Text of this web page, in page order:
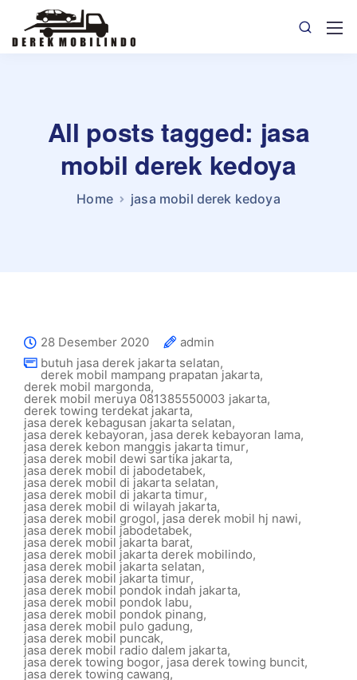
All posts tagged: jasa
mobil derek kedoya
Home jasa mobil derek kedoya
28 Desember 2020
admin
butuh jasa derek jakarta selatan,
derek mobil mampang prapatan jakarta,
derek mobil margonda,
derek mobil meruya 081385550003 jakarta,
derek towing terdekat jakarta,
jasa derek kebagusan jakarta selatan,
jasa derek kebayoran,jasa derek kebayoran lama,
jasa derek kebon manggis jakarta timur,
jasa derek mobil dewi sartika jakarta,
jasa derek mobil di jabodetabek,
jasa derek mobil di jakarta selatan,
jasa derek mobil di jakarta timur,
jasa derek mobil di wilayah jakarta,
jasa derek mobil grogol, jasa derek mobil hj nawi,
jasa derek mobil jabodetabek,
jasa derek mobil jakarta barat,
jasa derek mobil jakarta derek mobilindo,
jasa derek mobil jakarta selatan,
jasa derek mobil jakarta timur,
jasa derek mobil pondok indah jakarta,
jasa derek mobil pondok labu,
jasa derek mobil pondok pinang,
jasa derek mobil pulo gadung,
jasa derek mobil puncak,
jasa derek mobil radio dalem jakarta,
jasa derek towing bogor, jasa derek towing buncit,
jasa derek towing cawang,